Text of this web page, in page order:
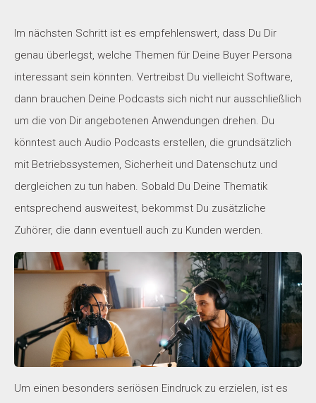
Im nächsten Schritt ist es empfehlenswert, dass Du Dir
genau überlegst, welche Themen für Deine Buyer Persona
interessant sein könnten. Vertreibst Du vielleicht Software,
dann brauchen Deine Podcasts sich nicht nur ausschließlich
um die von Dir angebotenen Anwendungen drehen. Du
könntest auch Audio Podcasts erstellen, die grundsätzlich
mit Betriebssystemen, Sicherheit und Datenschutz und
dergleichen zu tun haben. Sobald Du Deine Thematik
entsprechend ausweitest, bekommst Du zusätzliche
Zuhörer, die dann eventuell auch zu Kunden werden.
Um einen besonders seriösen Eindruck zu erzielen, ist es